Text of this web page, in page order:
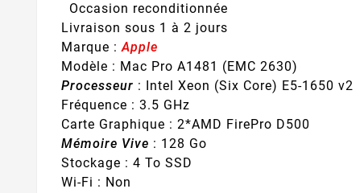
Occasion reconditionnée
Livraison sous 1 à 2 jours
Marque :Apple
Modèle : Mac Pro A1481 (EMC 2630)
Processeur : Intel Xeon (Six Core) E5-1650 v2
Fréquence : 3.5 GHz
Carte Graphique : 2*AMD FirePro D500
Mémoire Vive : 128 Go
Stockage : 4 To SSD
Wi-Fi : Non